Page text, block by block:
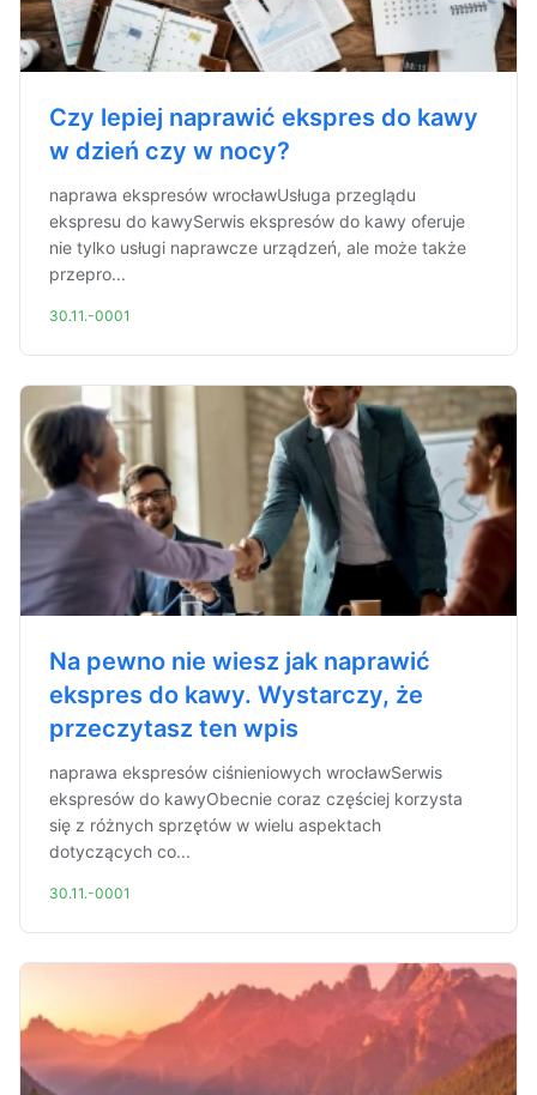
Czy lepiej naprawić ekspres do kawy
w dzień czy w nocy?
naprawa ekspresów wrocławUsługa przeglądu
ekspresu do kawySerwis ekspresów do kawy oferuje
nie tylko usługi naprawcze urządzeń, ale może także
przepro...
30.11.-0001
Na pewno nie wiesz jak naprawić
ekspres do kawy. Wystarczy, że
przeczytasz ten wpis
naprawa ekspresów ciśnieniowych wrocławSerwis
ekspresów do kawyObecnie coraz częściej korzysta
się z różnych sprzętów w wielu aspektach
dotyczących co...
30.11.-0001